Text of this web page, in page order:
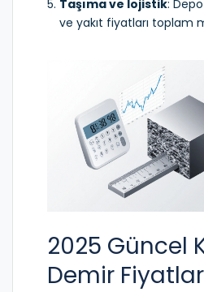
Taşıma ve lojistik:
ve yakıt fiyatları toplam
2025 Güncel
Demir